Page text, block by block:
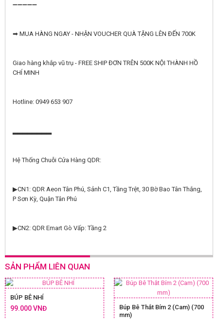
➖➖➖➖➖
➡ MUA HÀNG NGAY - NHẬN VOUCHER QUÀ TẶNG LÊN ĐẾN 700K
Giao hàng khắp vũ trụ - FREE SHIP ĐƠN TRÊN 500K NỘI THÀNH HỒ
CHÍ MINH
Hotline: 0949 653 907
Hệ Thống Chuỗi Cửa Hàng QDR:
▶CN1: QDR Aeon Tân Phú, Sảnh C1, Tầng Trệt, 30 Bờ Bao Tân Thắng,
P Sơn Kỳ, Quận Tân Phú
▶CN2: QDR Emart Gò Vấp: Tầng 2
SẢN PHẨM LIÊN QUAN
BÚP BÊ NHÍ
99.000 VNĐ
Búp Bê Thắt Bím 2 (Cam) (700
mm)